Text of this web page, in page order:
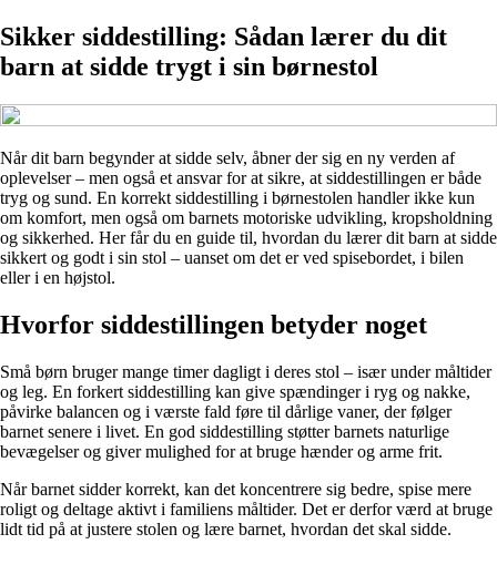
Sikker siddestilling: Sådan lærer du dit
barn at sidde trygt i sin børnestol
Når dit barn begynder at sidde selv, åbner der sig en ny verden af
oplevelser – men også et ansvar for at sikre, at siddestillingen er både
tryg og sund. En korrekt siddestilling i børnestolen handler ikke kun
om komfort, men også om barnets motoriske udvikling, kropsholdning
og sikkerhed. Her får du en guide til, hvordan du lærer dit barn at sidde
sikkert og godt i sin stol – uanset om det er ved spisebordet, i bilen
eller i en højstol.
Hvorfor siddestillingen betyder noget
Små børn bruger mange timer dagligt i deres stol – især under måltider
og leg. En forkert siddestilling kan give spændinger i ryg og nakke,
påvirke balancen og i værste fald føre til dårlige vaner, der følger
barnet senere i livet. En god siddestilling støtter barnets naturlige
bevægelser og giver mulighed for at bruge hænder og arme frit.
Når barnet sidder korrekt, kan det koncentrere sig bedre, spise mere
roligt og deltage aktivt i familiens måltider. Det er derfor værd at bruge
lidt tid på at justere stolen og lære barnet, hvordan det skal sidde.